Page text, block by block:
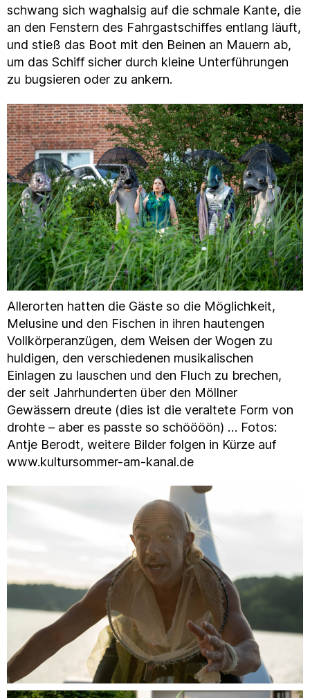
schwang sich waghalsig auf die schmale Kante, die
an den Fenstern des Fahrgastschiffes entlang läuft,
und stieß das Boot mit den Beinen an Mauern ab,
um das Schiff sicher durch kleine Unterführungen
zu bugsieren oder zu ankern.
Allerorten hatten die Gäste so die Möglichkeit,
Melusine und den Fischen in ihren hautengen
Vollkörperanzügen, dem Weisen der Wogen zu
huldigen, den verschiedenen musikalischen
Einlagen zu lauschen und den Fluch zu brechen,
der seit Jahrhunderten über den Möllner
Gewässern dreute (dies ist die veraltete Form von
drohte – aber es passte so schöööön) … Fotos:
Antje Berodt, weitere Bilder folgen in Kürze auf
www.kultursommer-am-kanal.de